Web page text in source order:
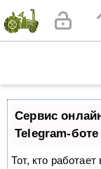
Сервис
Telegram-боте
Тот, кто